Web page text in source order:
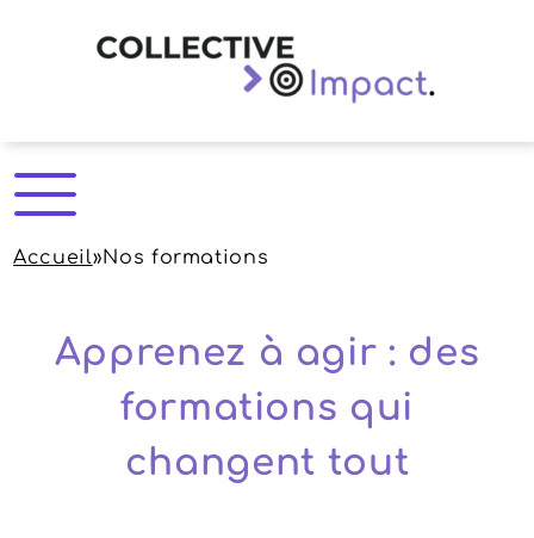
Accueil»Nos formations
Apprenez à agir : des
formations qui
changent tout